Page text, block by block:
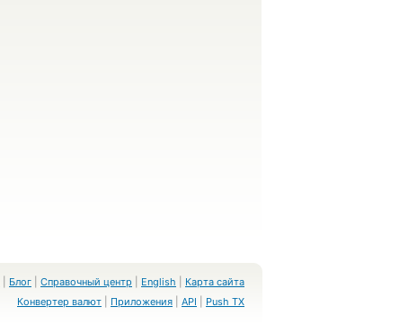
Блог Справочный центр English
Карта сайта
Конвертер валют
Приложения API Push TX